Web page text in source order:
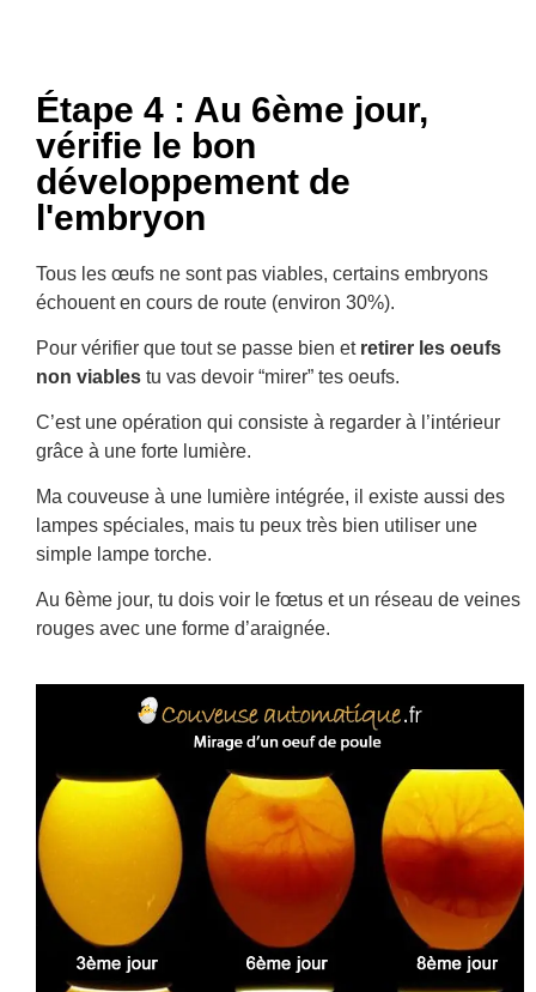
Étape 4 : Au 6ème jour,
vérifie le bon
développement de
l'embryon
Tous les œufs ne sont pas viables, certains embryons
échouent en cours de route (environ 30%).
Pour vérifier que tout se passe bien et retirer les oeufs
non viables tu vas devoir “mirer” tes oeufs.
C’est une opération qui consiste à regarder à l’intérieur
grâce à une forte lumière.
Ma couveuse à une lumière intégrée, il existe aussi des
lampes spéciales, mais tu peux très bien utiliser une
simple lampe torche.
Au 6ème jour, tu dois voir le fœtus et un réseau de veines
rouges avec une forme d’araignée.